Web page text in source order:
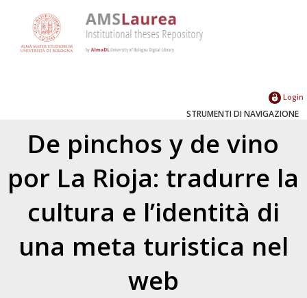
Login
STRUMENTI DI NAVIGAZIONE
De pinchos y de vino
por La Rioja: tradurre la
cultura e l’identità di
una meta turistica nel
web